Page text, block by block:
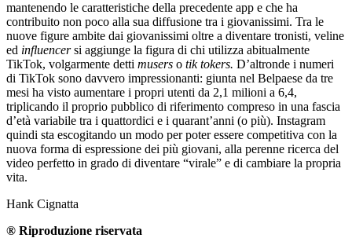
mantenendo le caratteristiche della precedente app e che ha
contribuito non poco alla sua diffusione tra i giovanissimi. Tra le
nuove figure ambite dai giovanissimi oltre a diventare tronisti, veline
ed influencersi aggiunge la figura di chi utilizza abitualmente
TikTok, volgarmente detti musers o tik tokers. D’altronde i numeri
di TikTok sono davvero impressionanti: giunta nel Belpaese da tre
mesi ha visto aumentare i propri utenti da 2,1 milioni a 6,4,
triplicando il proprio pubblico di riferimento compreso in una fascia
d’età variabile tra i quattordici e i quarant’anni (o più). Instagram
quindi sta escogitando un modo per poter essere competitiva con la
nuova forma di espressione dei più giovani, alla perenne ricerca del
video perfetto in grado di diventare “virale” e di cambiare la propria
vita.
Hank Cignatta
® Riproduzione riservata